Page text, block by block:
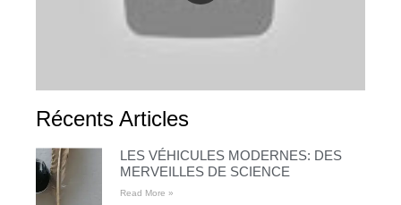
Récents Articles
LES VÉHICULES MODERNES: DES
MERVEILLES DE SCIENCE
Read More »